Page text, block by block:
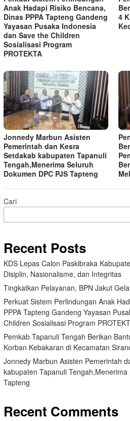
Anak Hadapi Risiko Bencana,
Dinas PPPA Tapteng Gandeng
Yayasan Pusaka Indonesia
dan Save the Children
Sosialisasi Program
PROTEKTA
4
Jonnedy Marbun Asisten
Pemerintah dan Kesra
Setdakab kabupaten Tapanuli
Tengah,Menerima Seluruh
Dokumen DPC PJS Tapteng
Cari
Recent Posts
KDS Lepas Calon Paskibraka
Disiplin, Nasionalisme, dan Integritas
Tingkatkan Pelayanan, BPN Jakut
Perkuat Sistem Perlindungan Anak
PPPA Tapteng Gandeng Yayasan
Children Sosialisasi Program
Pemkab Tapanuli Tengah Berikan
Korban Kebakaran di Kecamatan
Jonnedy Marbun Asisten Pemerintah
kabupaten Tapanuli
Tapteng
Recent Comments